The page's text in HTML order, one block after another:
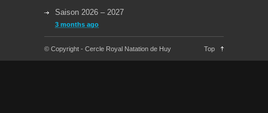
Saison 2026 – 2027
3 months ago
Reprise des cours la semaine du 08/09/2025
11 months ago
© Copyright - Cercle Royal Natation de Huy Top